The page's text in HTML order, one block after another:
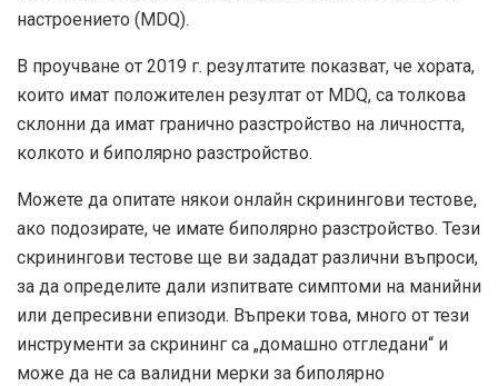
настроението (MDQ).
В проучване от 2019 г. резултатите показват, че хората,
които имат положителен резултат от MDQ, са толкова
склонни да имат гранично разстройство на личността,
колкото и биполярно разстройство.
Можете да опитате някои онлайн скринингови тестове,
ако подозирате, че имате биполярно разстройство. Тези
скринингови тестове ще ви зададат различни въпроси,
за да определите дали изпитвате симптоми на манийни
или депресивни епизоди. Въпреки това, много от тези
инструменти за скрининг са „домашно отгледани“ и
може да не са валидни мерки за биполярно